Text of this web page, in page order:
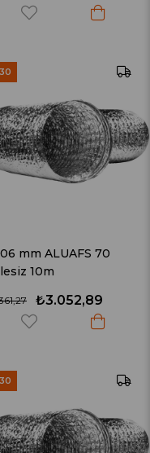
mm ALUAFS 70
10m
₺3.052,89